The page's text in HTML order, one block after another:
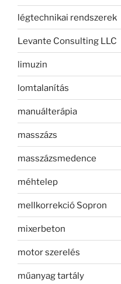
légtechnikai rendszerek
Levante Consulting LLC
limuzin
lomtalanítás
manuálterápia
masszázs
masszázsmedence
méhtelep
mellkorrekció Sopron
mixerbeton
motor szerelés
műanyag tartály